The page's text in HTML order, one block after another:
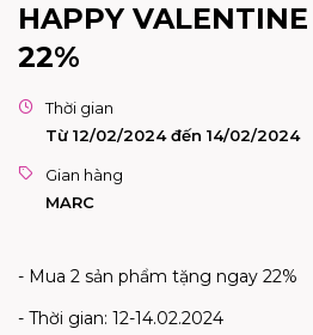
HAPPY
22%
Thời gian
Từ 12/02/2024 đến 14/02/2024
Gian hàng
MARC
- Mua 2 sản phẩm tặng ngay 22%
- Thời gian: 12-14.02.2024